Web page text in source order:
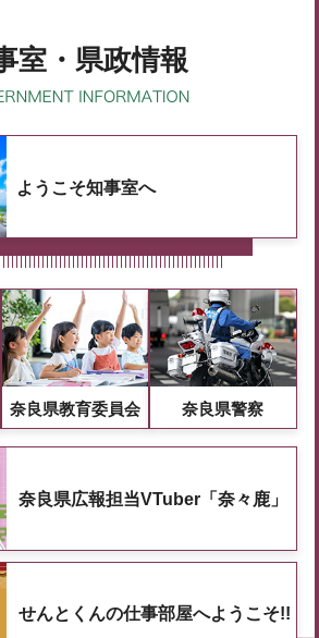
室・県政情報
ようこそ知事室へ
奈良県教育委員会 奈良県警察
奈良県広報担当VTuber「奈々鹿」
せんとくんの仕事部屋へようこそ!!